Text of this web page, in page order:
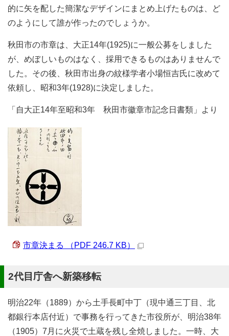
的に矢を配した簡潔なデザインにまとめ上げたものは、ど
のようにして誰が作ったのでしょうか。
秋田市の市章は、大正14年(1925)に一般公募をしました
が、めぼしいものはなく、採用できるものはありませんで
した。その後、秋田市出身の紋様学者小場恒吉氏に改めて
依頼し、昭和3年(1928)に決定しました。
「自大正14年至昭和3年 秋田市徽章市記念日書類」より
市章決まる （PDF 246.7 KB）
2代目庁舎へ新築移転
明治22年（1889）から土手長町中丁（現中通三丁目、北
都銀行本店付近）で事務を行ってきた市役所が、明治38年
（1905）7月に火災で土蔵を残し全焼しました。一時、大